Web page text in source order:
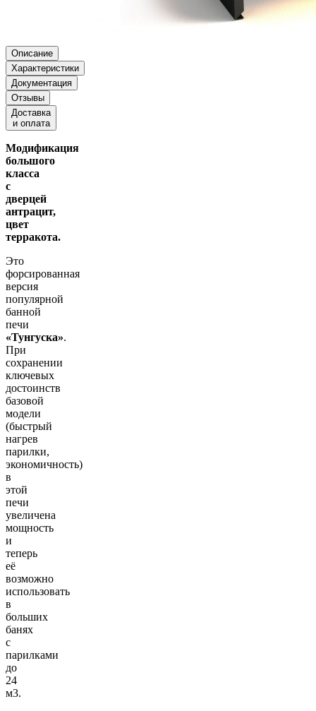
Описание
Характеристики
Документация
Отзывы
Доставка
и оплата
Модификация
большого
класса
с
дверцей
антрацит,
цвет
терракота.
Это
форсированная
версия
популярной
банной
печи
«Тунгуска».
При
сохранении
ключевых
достоинств
базовой
модели
(быстрый
нагрев
парилки,
экономичность)
в
этой
печи
увеличена
мощность
и
теперь
её
возможно
использовать
в
больших
банях
с
парилками
до
24
м3.